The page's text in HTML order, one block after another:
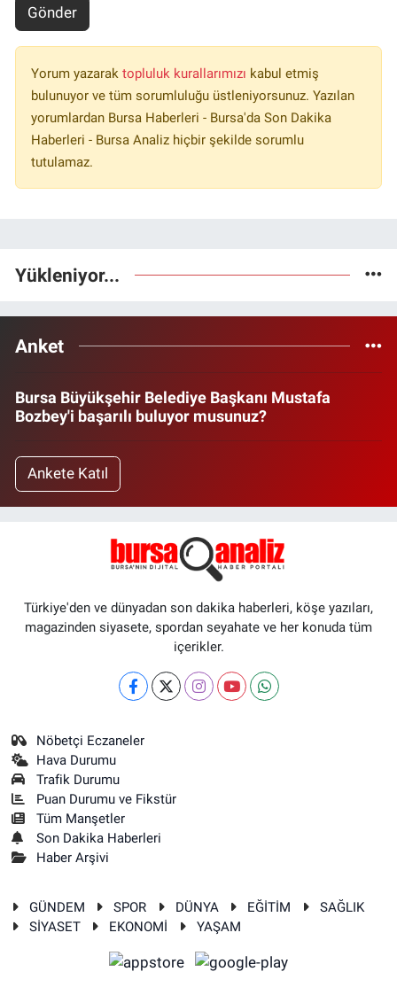
Gönder
Yorum yazarak topluluk kurallarımızı kabul etmiş
bulunuyor ve tüm sorumluluğu üstleniyorsunuz. Yazılan
yorumlardan Bursa Haberleri - Bursa'da Son Dakika
Haberleri - Bursa Analiz hiçbir şekilde sorumlu
tutulamaz.
Yükleniyor...
Anket
Bursa Büyükşehir Belediye Başkanı Mustafa
Bozbey'i başarılı buluyor musunuz?
Ankete Katıl
Türkiye'den ve dünyadan son dakika haberleri, köşe yazıları,
magazinden siyasete, spordan seyahate ve her konuda tüm
içerikler.
Nöbetçi Eczaneler
Hava Durumu
Trafik Durumu
Puan Durumu ve Fikstür
Tüm Manşetler
Son Dakika Haberleri
Haber Arşivi
GÜNDEM SPOR DÜNYA EĞİTİM
SAĞLIK
SİYASET
EKONOMİ YAŞAM